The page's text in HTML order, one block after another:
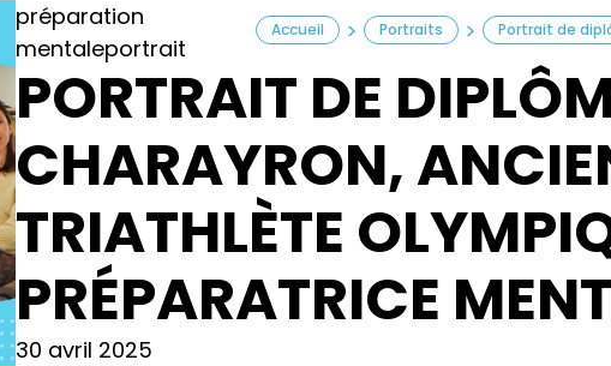
préparation
mentaleportrait
Accueil > Portraits >
PORTRAIT DE
CHARAYRON,
TRIATHLÈTE
PRÉPARATRICE
30 avril 2025